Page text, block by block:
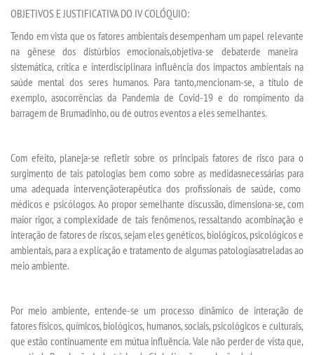
INSCREVA-SE
TRANSFERÊNCIA
SEGUNDA GRADUAÇÃO
EDITAL
EDITAL - ADENDO 1
PUBLICAÇÕES
UNIESP NEWS
OBJETIVOS E JUSTIFICATIVA DO IV COLÓQUIO:
Tendo em vista que os fatores ambientais desempenham um papel relevante
na gênese dos distúrbiosemocionais,objetiva-se debaterde maneira
sistemática, crítica e interdisciplinara influência dos impactos ambientais na
saúde mentaldos seres humanos. Para tanto,mencionam-se, a título de
exemplo, asocorrências da Pandemia de Covid-19 e do rompimento da
barragem de Brumadinho,ou de outros eventosa elessemelhantes.
Com efeito, planeja-se refletir sobre os principais fatores de riscopara o
surgimento de tais patologias bem como sobre as medidasnecessárias para
uma adequada intervençãoterapêuticados profissionais de saúde, como
médicos e psicólogos. Ao propor semelhante discussão, dimensiona-se, com
maior rigor,a complexidade de tais fenômenos, ressaltando acombinação e
interação de fatores de riscos, sejam eles genéticos, biológicos, psicológicos e
ambientais, para a explicação e tratamento de algumas patologiasatreladasao
meio ambiente.
Por meio ambiente, entende-se um processo dinâmico de interação de
fatores físicos, químicos, biológicos, humanos, sociais, psicológicos e culturais,
que estão continuamente em mútua influência. Vale não perder de vista que,